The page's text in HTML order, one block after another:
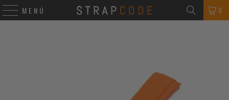
MENÚ 0